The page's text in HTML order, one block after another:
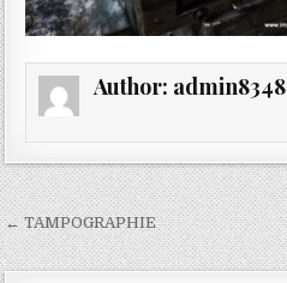
Author: admin8348
Navigation
de
← TAMPOGRAPHIE